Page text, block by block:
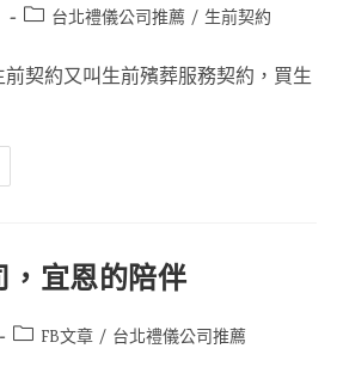
台北禮儀公司推薦 / 生前契約
契約又叫生前殯葬服務契約，買生
宜恩的陪伴
FB文章 / 台北禮儀公司推薦